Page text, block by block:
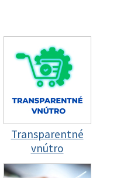
Transparentné
vnútro